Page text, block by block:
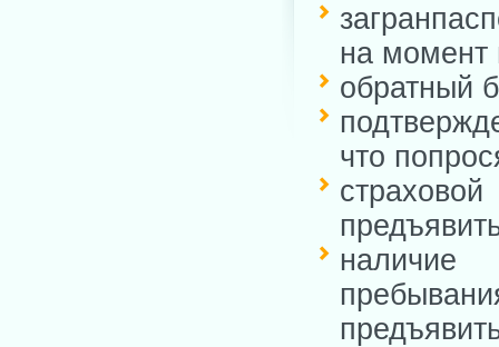
на момент
обратный
что